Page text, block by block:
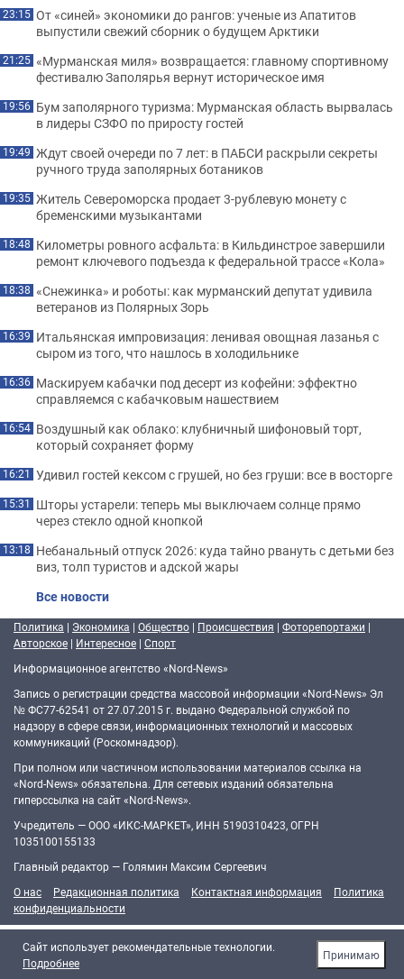
23:15 От «синей» экономики до рангов: ученые из Апатитов
выпустили свежий сборник о будущем Арктики
21:25 «Мурманская миля» возвращается: главному спортивному
фестивалю Заполярья вернут историческое имя
19:56 Бум заполярного туризма: Мурманская область вырвалась
в лидеры СЗФО по приросту гостей
19:49 Ждут своей очереди по 7 лет: в ПАБСИ раскрыли секреты
ручного труда заполярных ботаников
19:35 Житель Североморска продает 3-рублевую монету с
бременскими музыкантами
18:48 Километры ровного асфальта: в Кильдинстрое завершили
ремонт ключевого подъезда к федеральной трассе «Кола»
18:38 «Снежинка» и роботы: как мурманский депутат удивила
ветеранов из Полярных Зорь
16:39 Итальянская импровизация: ленивая овощная лазанья с
сыром из того, что нашлось в холодильнике
16:36 Маскируем кабачки под десерт из кофейни: эффектно
справляемся с кабачковым нашествием
16:54 Воздушный как облако: клубничный шифоновый торт,
который сохраняет форму
16:21 Удивил гостей кексом с грушей, но без груши: все в восторге
15:31 Шторы устарели: теперь мы выключаем солнце прямо
через стекло одной кнопкой
13:18 Небанальный отпуск 2026: куда тайно рвануть с детьми без
виз, толп туристов и адской жары
Все новости
Политика | Экономика | Общество | Происшествия | Фоторепортажи |
Авторское | Интересное | Спорт
Информационное агентство «Nord-News»
Запись о регистрации средства массовой информации «Nord-News» Эл
№ ФС77-62541 от 27.07.2015 г. выдано Федеральной службой по
надзору в сфере связи, информационных технологий и массовых
коммуникаций (Роскомнадзор).
При полном или частичном использовании материалов ссылка на
«Nord-News» обязательна. Для сетевых изданий обязательна
гиперссылка на сайт «Nord-News».
Учредитель — ООО «ИКС-МАРКЕТ», ИНН 5190310423, ОГРН
1035100155133
Главный редактор — Голямин Максим Сергеевич
О нас
Редакционная политика Контактная информация
Политика
конфиденциальности
Cайт использует рекомендательные технологии.
Подробнее
Принимаю